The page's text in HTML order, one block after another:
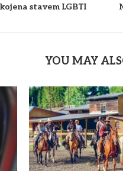
stavem LGBTI
YOU MAY